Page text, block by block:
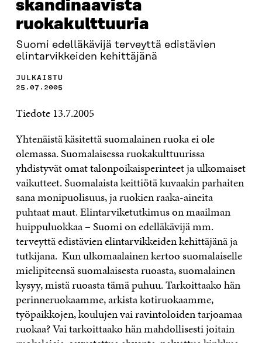
skandinaavista
ruokakulttuuria
Suomi edelläkävijä terveyttä edistävien
elintarvikkeiden kehittäjänä
JULKAISTU
25.07.2005
Tiedote 13.7.2005
Yhtenäistä käsitettä suomalainen ruoka ei ole
olemassa. Suomalaisessa ruokakulttuurissa
yhdistyvät omat talonpoikaisperinteet ja ulkomaiset
vaikutteet. Suomalaista keittiötä kuvaakin parhaiten
sana monipuolisuus, ja ruokien raaka-aineita
puhtaat maut. Elintarviketutkimus on maailman
huippuluokkaa – Suomi on edelläkävijä mm.
terveyttä edistävien elintarvikkeiden kehittäjänä ja
tutkijana. Kun ulkomaalainen kertoo suomalaiselle
mielipiteensä suomalaisesta ruoasta, suomalainen
kysyy, mistä ruoasta tämä puhuu. Tarkoittaako hän
perinneruokaamme, arkista kotiruokaamme,
työpaikkojen, koulujen vai ravintoloiden tarjoamaa
ruokaa? Vai tarkoittaako hän mahdollisesti joitain